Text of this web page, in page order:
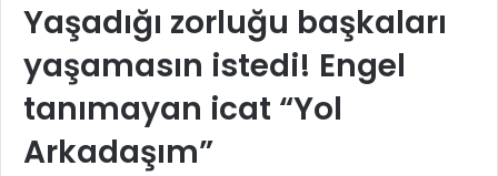
Yaşadığı zorluğu başkaları
yaşamasın istedi! Engel
tanımayan icat “Yol
Arkadaşım”